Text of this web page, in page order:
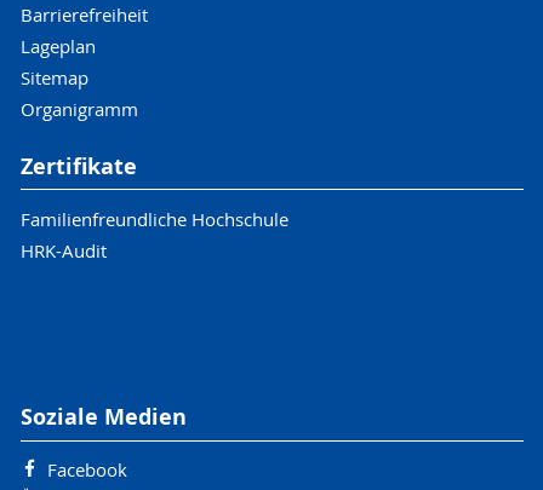
Barrierefreiheit
Lageplan
Sitemap
Organigramm
Zertifikate
Familienfreundliche Hochschule
HRK-Audit
Soziale Medien
Facebook